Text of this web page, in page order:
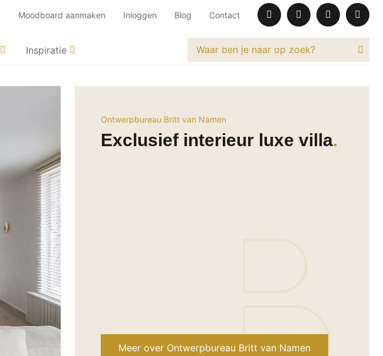
Moodboard aanmaken Inloggen Blog Contact
Inspiratie
Ontwerpbureau Britt van Namen
Exclusief interieur luxe villa
Meer over Ontwerpbureau Britt van Namen